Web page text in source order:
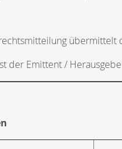
übermittelt
der Emittent /